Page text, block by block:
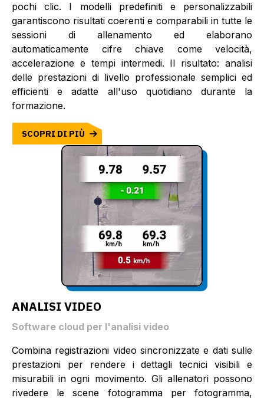
pochi clic. I modelli predefiniti e personalizzabili
garantiscono risultati coerenti e comparabili in tutte le
sessioni di allenamento ed elaborano
automaticamente cifre chiave come velocità,
accelerazione e tempi intermedi. Il risultato: analisi
delle prestazioni di livello professionale semplici ed
efficienti e adatte all'uso quotidiano durante la
formazione.
SCOPRI DI PIÙ
ANALISI VIDEO
Software cloud per l'analisi video
Combina registrazioni video sincronizzate e dati sulle
prestazioni per rendere i dettagli tecnici visibili e
misurabili in ogni movimento. Gli allenatori possono
rivedere le scene fotogramma per fotogramma,